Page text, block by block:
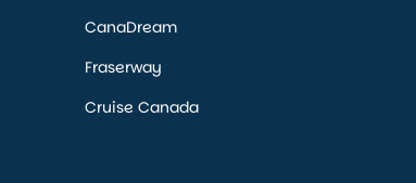
CanaDream
Fraserway
Cruise Canada